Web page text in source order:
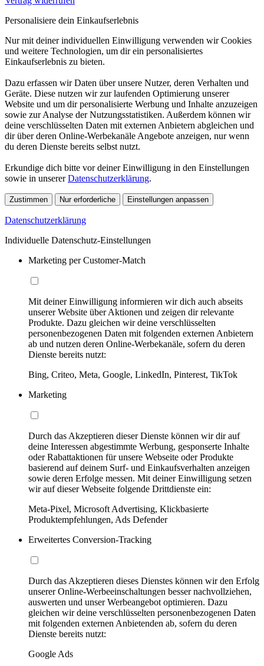
Personalisiere dein Einkaufserlebnis
Nur mit deiner individuellen Einwilligung verwenden wir Cookies
und weitere Technologien, um dir ein personalisiertes
Einkaufserlebnis zu bieten.
Dazu erfassen wir Daten über unsere Nutzer, deren Verhalten und
Geräte. Diese nutzen wir zur laufenden Optimierung unserer
Website und um dir personalisierte Werbung und Inhalte anzuzeigen
sowie zur Analyse der Nutzungsstatistiken. Außerdem können wir
deine verschlüsselten Daten mit externen Anbietern abgleichen und
dir über deren Online-Werbekanäle Angebote anzeigen, nur wenn
du deren Dienste bereits selbst nutzt.
Erkundige dich bitte vor deiner Einwilligung in den Einstellungen
sowie in unsererDatenschutzerklärung.
Zustimmen Nur erforderliche Einstellungen anpassen
Datenschutzerklärung
Individuelle Datenschutz-Einstellungen
Marketing per Customer-Match
Mit deiner Einwilligung informieren wir dich auch abseits
unserer Website über Aktionen und zeigen dir relevante
Produkte. Dazu gleichen wir deine verschlüsselten
personenbezogenen Daten mit folgenden externen Anbietern
ab und nutzen deren Online-Werbekanäle, sofern du deren
Dienste bereits nutzt:
Bing, Criteo, Meta, Google, LinkedIn, Pinterest, TikTok
Marketing
Durch das Akzeptieren dieser Dienste können wir dir auf
deine Interessen abgestimmte Werbung, gesponserte Inhalte
oder Rabattaktionen für unsere Webseite oder Produkte
basierend auf deinem Surf- und Einkaufsverhalten anzeigen
sowie deren Erfolge messen. Mit deiner Einwilligung setzen
wir auf dieser Webseite folgende Drittdienste ein:
Meta-Pixel, Microsoft Advertising, Klickbasierte
Produktempfehlungen, Ads Defender
Erweitertes Conversion-Tracking
Durch das Akzeptieren dieses Dienstes können wir den Erfolg
unserer Online-Werbeeinschaltungen besser nachvollziehen,
auswerten und unser Werbeangebot optimieren. Dazu
gleichen wir deine verschlüsselten personenbezogenen Daten
mit folgenden externen Anbietenden ab, sofern du deren
Dienste bereits nutzt:
Google Ads